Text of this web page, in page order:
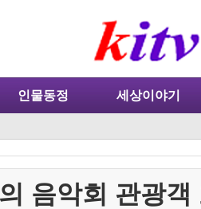
인물동정 세상이야기
음악회 관광객